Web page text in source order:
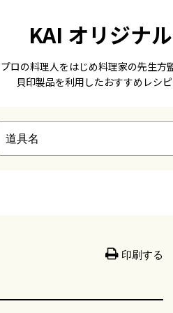
KAI オリジナ
プロの料理人をはじめ料理家の先生方
貝印製品を利用したおすすめレシ
印刷する